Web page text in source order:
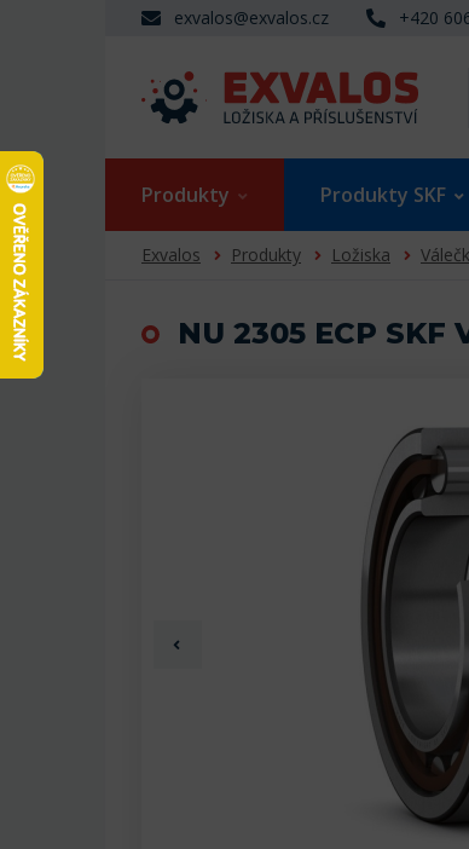
exvalos@exvalos.cz +420
Produkty Produkty SKF
Exvalos Produkty Ložiska
NU 2305 ECP